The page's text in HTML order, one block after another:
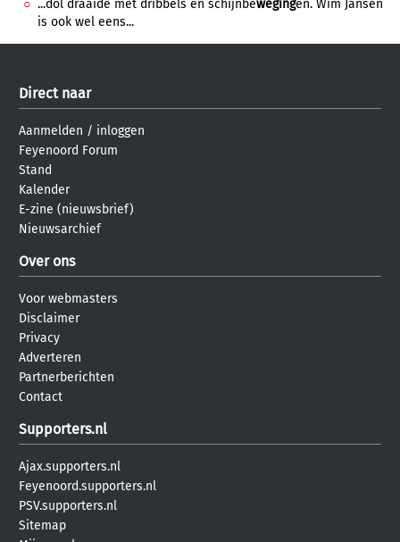
...dol draaide met dribbels en schijnbewegingen. Wim Jansen
is ook wel eens...
Direct naar
Aanmelden / inloggen
Feyenoord Forum
Stand
Kalender
E-zine (nieuwsbrief)
Nieuwsarchief
Over ons
Voor webmasters
Disclaimer
Privacy
Adverteren
Partnerberichten
Contact
Supporters.nl
Ajax.supporters.nl
Feyenoord.supporters.nl
PSV.supporters.nl
Sitemap